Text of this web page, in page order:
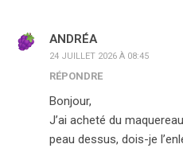
ANDRÉA
24 JUILLET 2026 À 08:45
RÉPONDRE
Bonjour,
J’ai acheté du
peau dessus, dois-je